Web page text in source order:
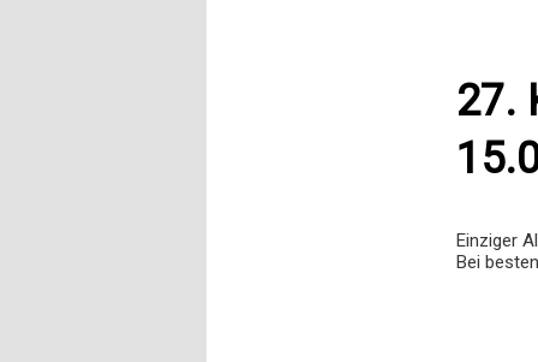
27.
Einziger
Bei